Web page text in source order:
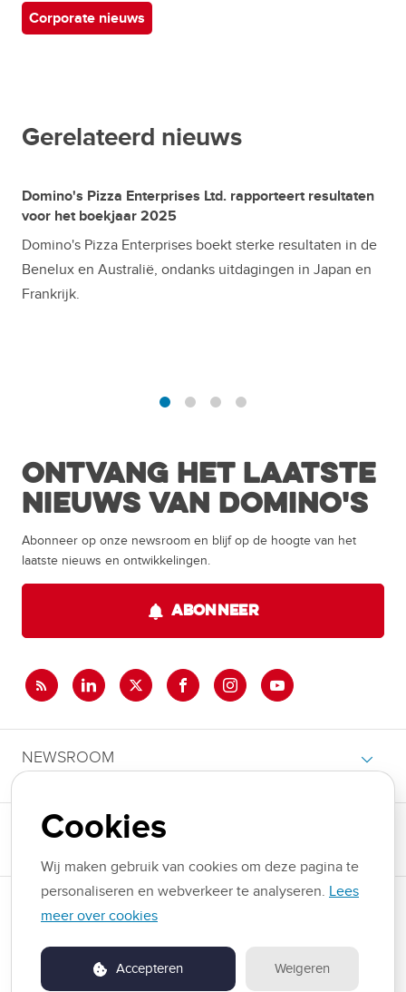
Corporate nieuws
Gerelateerd nieuws
Domino's Pizza Enterprises Ltd. rapporteert resultaten
voor het boekjaar 2025
Domino's Pizza Enterprises boekt sterke resultaten in de
Benelux en Australië, ondanks uitdagingen in Japan en
Frankrijk.
Ontvang het laatste
nieuws van Domino's
Abonneer op onze newsroom en blijf op de hoogte van het
laatste nieuws en ontwikkelingen.
ABONNEER
NEWSROOM
THEMA'S
Gebruiksvoorwaarden
Cookies
Wij maken gebruik van cookies om deze pagina te
personaliseren en webverkeer te analyseren. Lees
meer over cookies
Accepteren Weigeren